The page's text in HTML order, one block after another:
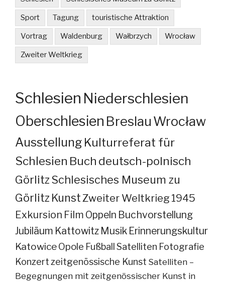
Sport Tagung touristische Attraktion
Vortrag Waldenburg Wałbrzych Wrocław
Zweiter Weltkrieg
Schlesien Niederschlesien
Oberschlesien Breslau Wrocław
Ausstellung Kulturreferat für
Schlesien Buch deutsch-polnisch
GörlitzSchlesisches Museum zu
Görlitz KunstZweiter Weltkrieg 1945
Exkursion Film Oppeln Buchvorstellung
Jubiläum Kattowitz Musik Erinnerungskultur
KatowiceOpole FußballSatelliten Fotografie
Konzertzeitgenössische Kunst Satelliten –
Begegnungen mit zeitgenössischer Kunst in